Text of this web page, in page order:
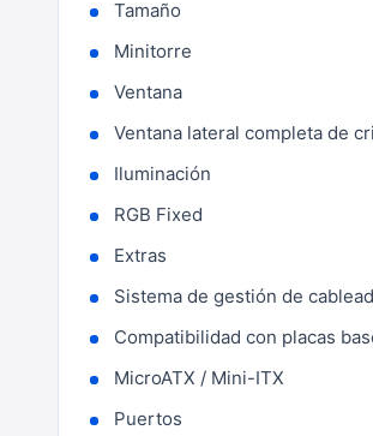
Tamaño
Minitorre
Ventana
Ventana lateral completa de
Iluminación
RGB Fixed
Extras
Sistema de gestión de
Compatibilidad con placas
MicroATX / Mini-ITX
Puertos